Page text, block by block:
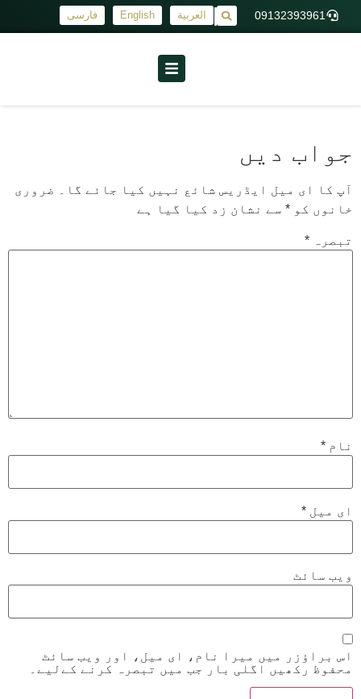
09132393961 العربية English فارسی
جواب دیں
آپ کا ای میل ایڈریس شائع نہیں کیا جائے گا۔
ضروری
خانوں کو * سے نشان زد کیا گیا ہے
تبصرہ *
نام *
ای میل *
ویب‌ سائٹ
اس براؤزر میں میرا نام، ای میل، اور ویب سائٹ
محفوظ رکھیں اگلی بار جب میں تبصرہ کرنے کےلیے۔